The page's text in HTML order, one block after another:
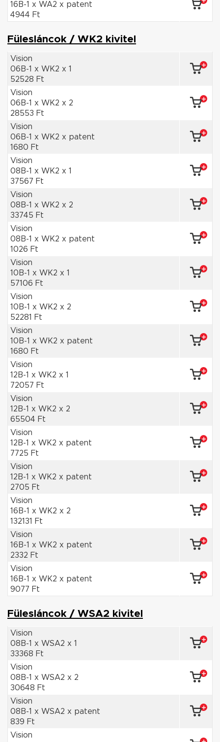
16B-1 x WA2 x patent
4944 Ft
Fülesláncok / WK2 kivitel
Vision
06B-1 x WK2 x 1
52528 Ft
Vision
06B-1 x WK2 x 2
28553 Ft
Vision
06B-1 x WK2 x patent
1680 Ft
Vision
08B-1 x WK2 x 1
37567 Ft
Vision
08B-1 x WK2 x 2
33745 Ft
Vision
08B-1 x WK2 x patent
1026 Ft
Vision
10B-1 x WK2 x 1
57106 Ft
Vision
10B-1 x WK2 x 2
52281 Ft
Vision
10B-1 x WK2 x patent
1680 Ft
Vision
12B-1 x WK2 x 1
72057 Ft
Vision
12B-1 x WK2 x 2
65504 Ft
Vision
12B-1 x WK2 x patent
7725 Ft
Vision
12B-1 x WK2 x patent
2705 Ft
Vision
16B-1 x WK2 x 2
132131 Ft
Vision
16B-1 x WK2 x patent
2332 Ft
Vision
16B-1 x WK2 x patent
9077 Ft
Fülesláncok / WSA2 kivitel
Vision
08B-1 x WSA2 x 1
33368 Ft
Vision
08B-1 x WSA2 x 2
30648 Ft
Vision
08B-1 x WSA2 x patent
839 Ft
Vision